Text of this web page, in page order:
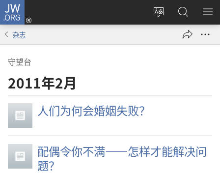
JW.ORG
更
登
录
（打
搜
索
JW.ORG
显
杂志
守望台
2011年2月
人们为何会婚姻失败？
配偶令你不满——怎样才能解决问
题？